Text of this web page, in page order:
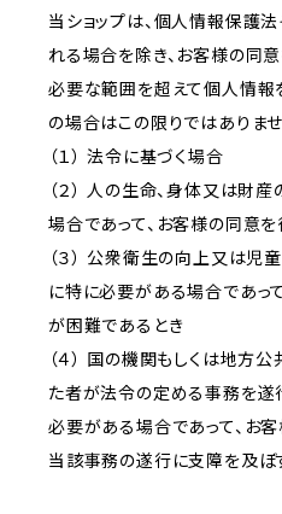
当ショップは、個人情報保護
れる場合を除き、お客様の同
必要な範囲を超えて個人情報
の場合はこの限りではありませ
（１） 法令に基づく場合
（２） 人の生命、身体又は財
場合であって、お客様の同意
（３） 公衆衛生の向上又は児
に特に必要がある場合であっ
が困難であるとき
（４） 国の機関もしくは地方
た者が法令の定める事務を遂
必要がある場合であって、お
当該事務の遂行に支障を及ぼ